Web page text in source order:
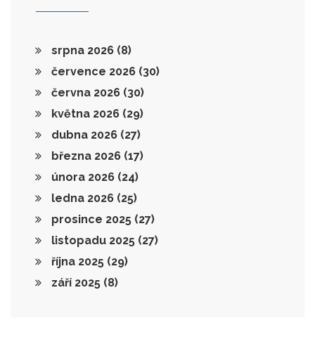
srpna 2026 (8)
července 2026 (30)
června 2026 (30)
května 2026 (29)
dubna 2026 (27)
března 2026 (17)
února 2026 (24)
ledna 2026 (25)
prosince 2025 (27)
listopadu 2025 (27)
října 2025 (29)
září 2025 (8)